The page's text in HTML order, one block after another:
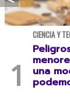
CIENCIA Y
una